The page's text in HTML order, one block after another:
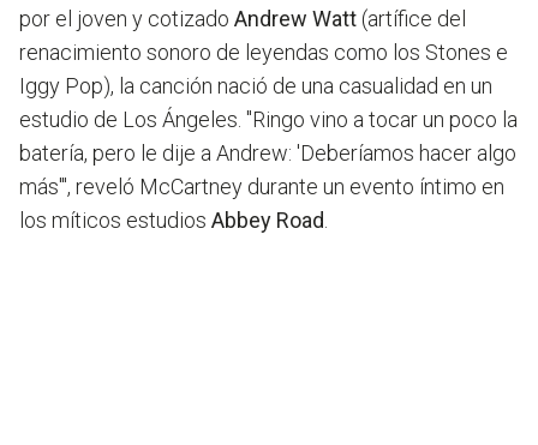
por el joven y cotizado Andrew Watt (artífice del
renacimiento sonoro de leyendas como los Stones e
Iggy Pop), la canción nació de una casualidad en un
estudio de Los Ángeles. "Ringo vino a tocar un poco la
batería, pero le dije a Andrew: 'Deberíamos hacer algo
más'", reveló McCartney durante un evento íntimo en
los míticos estudios Abbey Road